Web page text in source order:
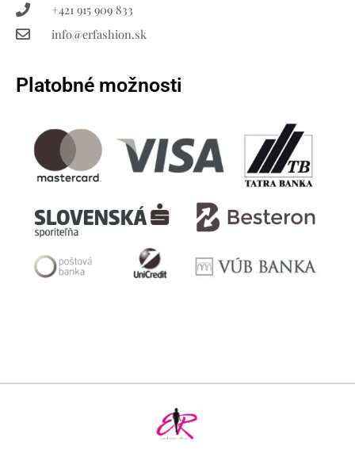
+421 915 909 833
info@erfashion.sk
Platobné možnosti